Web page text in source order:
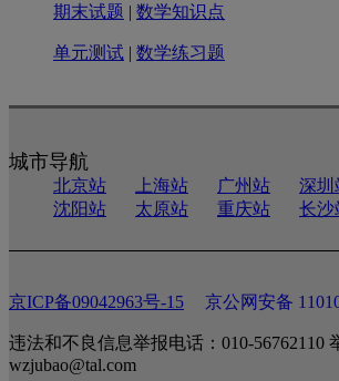
期末试题 | 数学知识点
单元测试 | 数学练习题
城市导航
北京站 上海站 广州站 深圳
沈阳站
太原站 重庆站 长沙
京ICP备09042963号-15 京公网安备
违法和不良信息举报电话：010-56762110
wzjubao@tal.com